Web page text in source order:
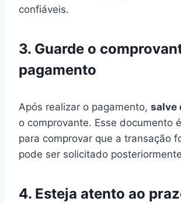
confiáveis.
3. Guarde o
pagamento
Após realizar o pagamento, salve
o comprovante. Esse documento
para comprovar que a transação
pode ser solicitado
4. Esteja atento ao